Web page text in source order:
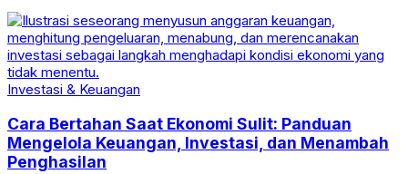
Investasi & Keuangan
Cara Bertahan Saat Ekonomi Sulit: Panduan
Mengelola Keuangan, Investasi, dan Menambah
Penghasilan